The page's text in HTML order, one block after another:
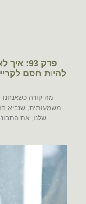
פרק 93:
להיות חסם
מה קורה כשאנחנו
משמעותית, שנביא בה
שלנו, את